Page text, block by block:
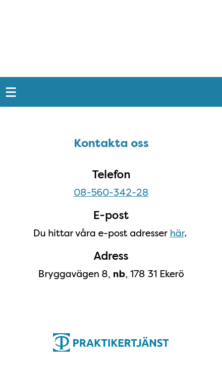
Snabblänkar
Kontakta ossKontakta oss
Telefon
08-560-342-28
E-post
Du hittar våra e-post adresser här.
Adress
Bryggavägen 8, nb, 178 31 Ekerö